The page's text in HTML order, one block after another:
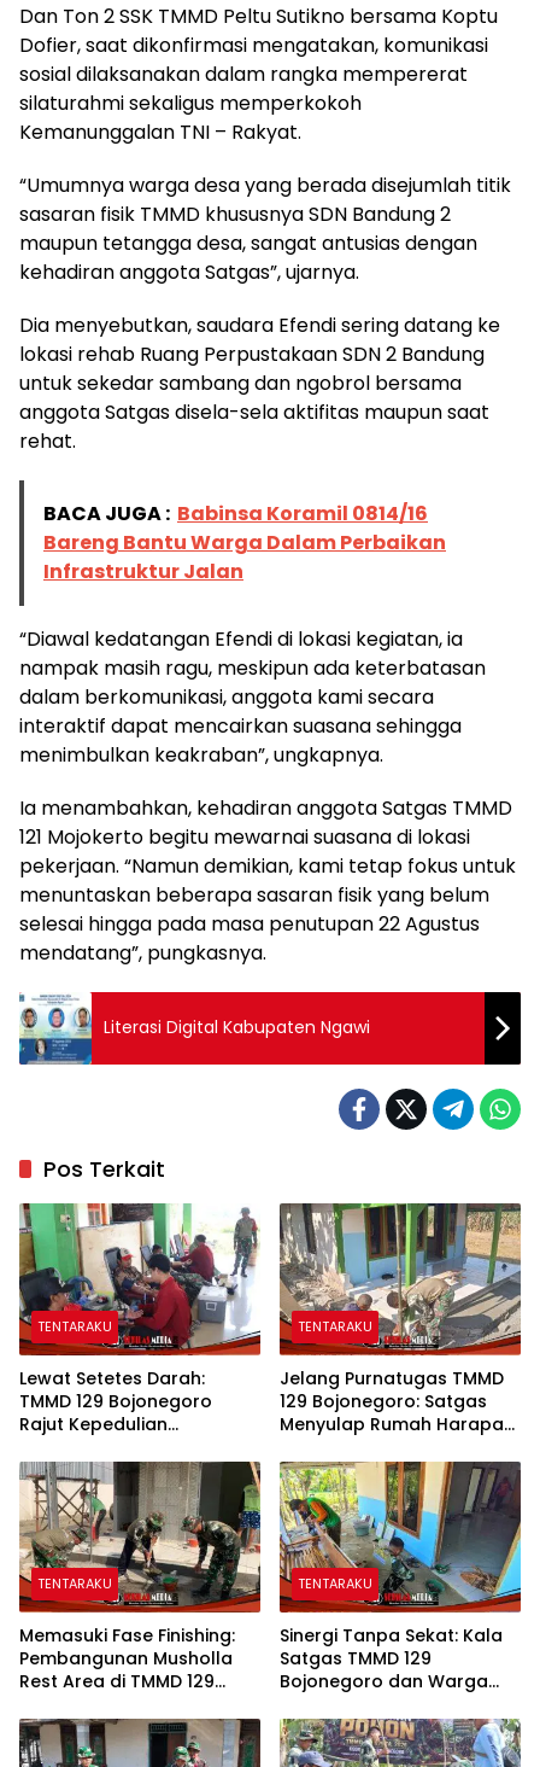
Dan Ton 2 SSK TMMD Peltu Sutikno bersama Koptu
Dofier, saat dikonfirmasi mengatakan, komunikasi
sosial dilaksanakan dalam rangka mempererat
silaturahmi sekaligus memperkokoh
Kemanunggalan TNI – Rakyat.
“Umumnya warga desa yang berada disejumlah titik
sasaran fisik TMMD khususnya SDN Bandung 2
maupun tetangga desa, sangat antusias dengan
kehadiran anggota Satgas”, ujarnya.
Dia menyebutkan, saudara Efendi sering datang ke
lokasi rehab Ruang Perpustakaan SDN 2 Bandung
untuk sekedar sambang dan ngobrol bersama
anggota Satgas disela-sela aktifitas maupun saat
rehat.
BACA JUGA : Babinsa Koramil 0814/16
Bareng Bantu Warga Dalam Perbaikan
Infrastruktur Jalan
“Diawal kedatangan Efendi di lokasi kegiatan, ia
nampak masih ragu, meskipun ada keterbatasan
dalam berkomunikasi, anggota kami secara
interaktif dapat mencairkan suasana sehingga
menimbulkan keakraban”, ungkapnya.
Ia menambahkan, kehadiran anggota Satgas TMMD
121 Mojokerto begitu mewarnai suasana di lokasi
pekerjaan. “Namun demikian, kami tetap fokus untuk
menuntaskan beberapa sasaran fisik yang belum
selesai hingga pada masa penutupan 22 Agustus
mendatang”, pungkasnya.
Literasi Digital Kabupaten Ngawi
Pos Terkait
TENTARAKU
Lewat Setetes Darah:
TMMD 129 Bojonegoro
Rajut Kepedulian
Kesongo
TENTARAKU
Jelang Purnatugas TMMD
129 Bojonegoro: Satgas
Menyulap Rumah Harapan
Hunian Layak dan Nyaman
TENTARAKU
Memasuki Fase Finishing:
Pembangunan Musholla
Rest Area di TMMD 129
Keramik dan Pengecatan
Teras
TENTARAKU
Sinergi Tanpa Sekat: Kala
Satgas TMMD 129
Bojonegoro dan Warga
Merajut Asa Ibu Jasmiati